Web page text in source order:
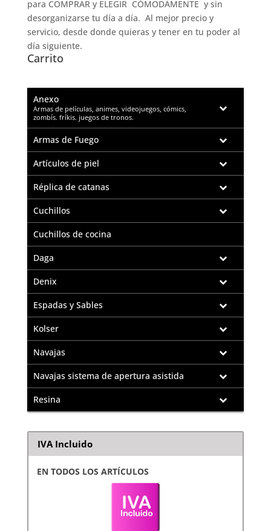
para COMPRAR y ELEGIR CÓMODAMENTE y sin
desorganizarse tu día a día. Al mejor precio y
servicio, desde donde quieras y tener en tu poder al
día siguiente.
Carrito
Anexo
–
Armas de películas, animes, videojuegos, cómics,
zombís. fríkis. juegos de tronos.
Armas de Fuego
Artículos de piel
Réplica de catanas
Cuchillos
Cuchillos de cocina
Daga
Denix
Espadas y Sables
Kolser
Navajas
Navajas sistema de apertura asistida
Resina
IVA Incluido
EN TODOS LOS ARTÍCULOS